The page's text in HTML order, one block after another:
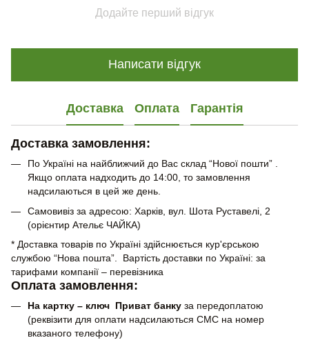
Додайте перший відгук
Написати відгук
Доставка Оплата Гарантія
Доставка замовлення:
По Україні на найближчий до Вас склад “Нової пошти” .
Якщо оплата надходить до 14:00, то замовлення
надсилаються в цей же день.
Самовивіз за адресою: Харків, вул. Шота Руставелі, 2
(орієнтир Ательє ЧАЙКА)
* Доставка товарів по Україні здійснюється кур'єрською
службою “Нова пошта”. Вартість доставки по Україні: за
тарифами компанії – перевізника
Оплата замовлення:
На картку – ключ Приват банку за передоплатою
(реквізити для оплати надсилаються СМС на номер
вказаного телефону)